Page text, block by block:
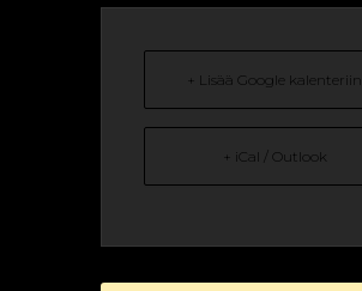
+ Lisää Google kalenteriin
+ iCal / Outlook